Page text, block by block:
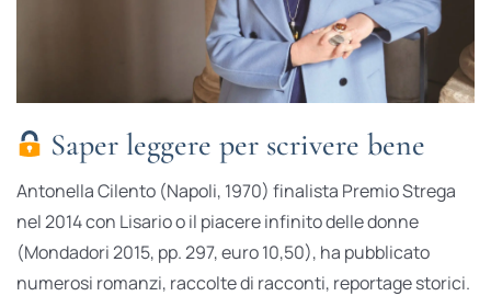
Saper leggere per scrivere bene
Antonella Cilento (Napoli, 1970) finalista Premio Strega
nel 2014 con Lisario o il piacere infinito delle donne
(Mondadori 2015, pp. 297, euro 10,50), ha pubblicato
numerosi romanzi, raccolte di racconti, reportage storici.